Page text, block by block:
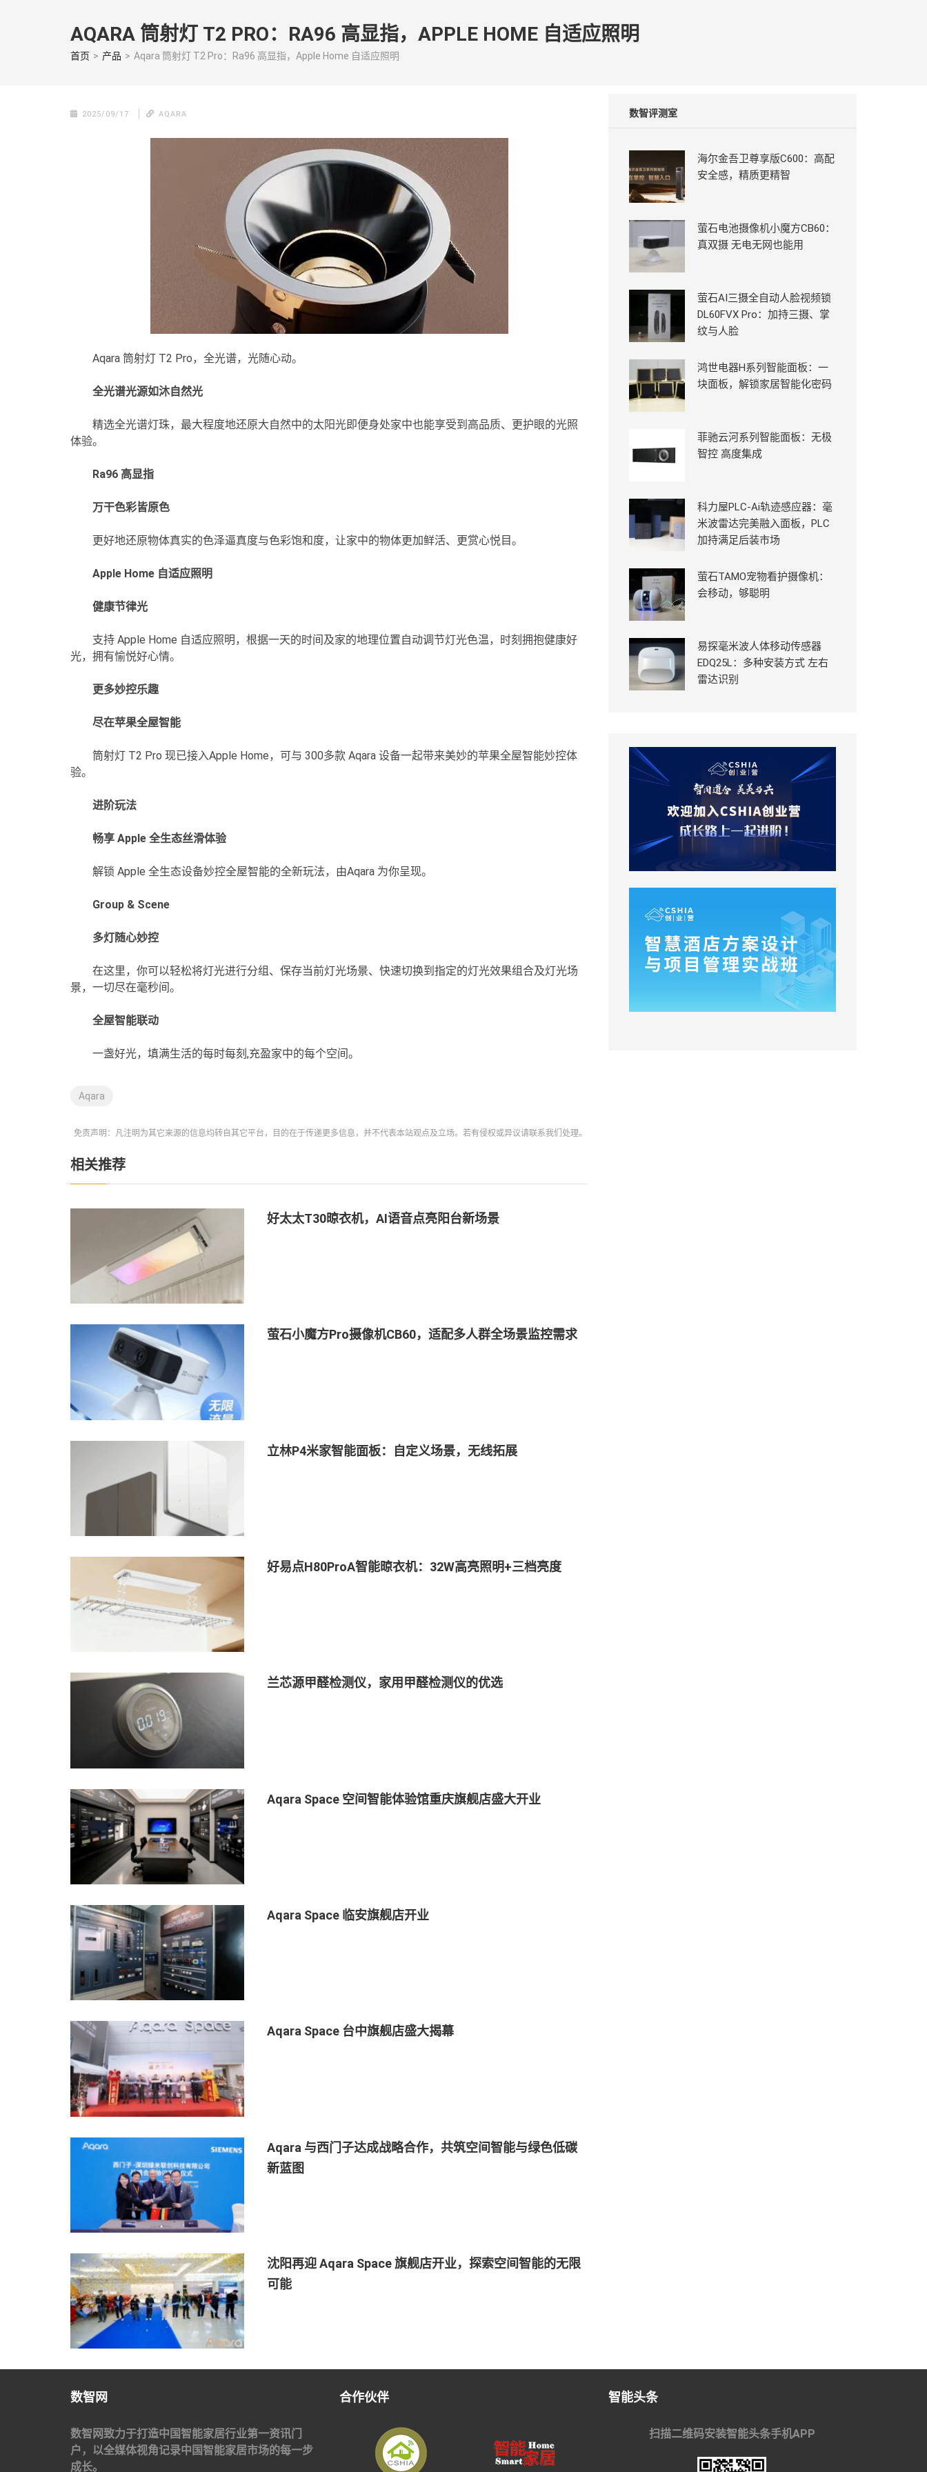
AQARA 筒射灯 T2 PRO：RA96 高显指，APPLE HOME 自适应照明
首页 > 产品 > Aqara 筒射灯 T2 Pro：Ra96 高显指，Apple Home 自适应照明
2025/09/17 AQARA
Aqara 筒射灯 T2 Pro，全光谱，光随心动。
全光谱光源如沐自然光
精选全光谱灯珠，最大程度地还原大自然中的太阳光即便身处家中也能享受到高品质、更护眼的光照
体验。
Ra96 高显指
万干色彩皆原色
更好地还原物体真实的色泽逼真度与色彩饱和度，让家中的物体更加鲜活、更赏心悦目。
Apple Home 自适应照明
健康节律光
支持 Apple Home 自适应照明，根据一天的时间及家的地理位置自动调节灯光色温，时刻拥抱健康好
光，拥有愉悦好心情。
更多妙控乐趣
尽在苹果全屋智能
筒射灯 T2 Pro 现已接入Apple Home，可与 300多款 Aqara 设备一起带来美妙的苹果全屋智能妙控体
验。
进阶玩法
畅享 Apple 全生态丝滑体验
解锁 Apple 全生态设备妙控全屋智能的全新玩法，由Aqara 为你呈现。
Group & Scene
多灯随心妙控
在这里，你可以轻松将灯光进行分组、保存当前灯光场景、快速切换到指定的灯光效果组合及灯光场
景，一切尽在毫秒间。
全屋智能联动
一盏好光，填满生活的每时每刻,充盈家中的每个空间。
Aqara
免责声明：凡注明为其它来源的信息均转自其它平台，目的在于传递更多信息，并不代表本站观点及立场。若有侵权或异议请联系我们处理。
相关推荐
好太太T30晾衣机，AI语音点亮阳台新场景
萤石小魔方Pro摄像机CB60，适配多人群全场景监控需求
立林P4米家智能面板：自定义场景，无线拓展
好易点H80ProA智能晾衣机：32W高亮照明+三档亮度
兰芯源甲醛检测仪，家用甲醛检测仪的优选
Aqara Space 空间智能体验馆重庆旗舰店盛大开业
Aqara Space 临安旗舰店开业
Aqara Space 台中旗舰店盛大揭幕
Aqara 与西门子达成战略合作，共筑空间智能与绿色低碳
新蓝图
沈阳再迎 Aqara Space 旗舰店开业，探索空间智能的无限
可能
数智评测室
海尔金吾卫尊享版C600：高配
安全感，精质更精智
萤石电池摄像机小魔方CB60：
真双摄 无电无网也能用
萤石AI三摄全自动人脸视频锁
DL60FVX Pro：加持三摄、掌
纹与人脸
鸿世电器H系列智能面板：一
块面板，解锁家居智能化密码
菲驰云河系列智能面板：无极
智控 高度集成
科力屋PLC-Ai轨迹感应器：毫
米波雷达完美融入面板，PLC
加持满足后装市场
萤石TAMO宠物看护摄像机：
会移动，够聪明
易探毫米波人体移动传感器
EDQ25L：多种安装方式 左右
雷达识别
数智网
数智网致力于打造中国智能家居行业第一资讯门
户，以全媒体视角记录中国智能家居市场的每一步
成长。
合作伙伴 智能头条
扫描二维码安装智能头条手机APP